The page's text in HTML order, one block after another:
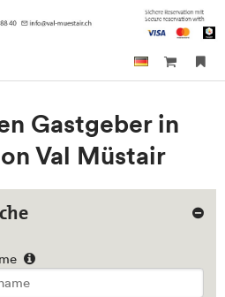
Gastgeber in
Val Müstair